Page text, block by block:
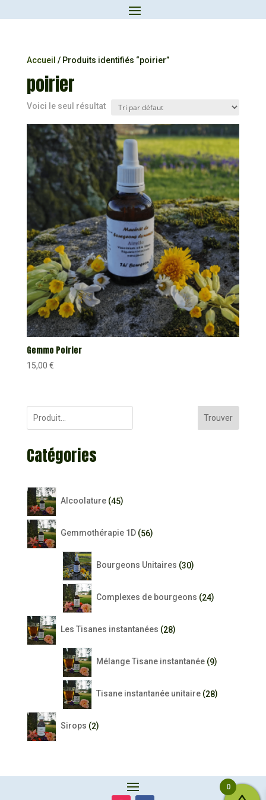
Accueil / Produits identifiés “poirier”
poirier
Voici le seul résultat
Gemmo Poirier
15,00 €
Trouver
Catégories
Alcoolature 45
produits
Gemmothérapie 1D 56
produits
Bourgeons Unitaires 30
produits
Complexes de bourgeons 24
produits
Les Tisanes instantanées 28
produits
Mélange Tisane instantanée 9
produits
Tisane instantanée unitaire 28
produits
Sirops 2
produits
0